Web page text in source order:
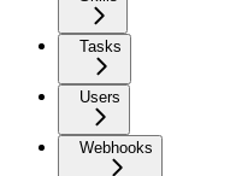
Tasks
Users
Webhooks